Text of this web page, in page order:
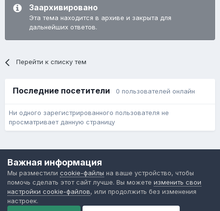
Заархивировано
Эта тема находится в архиве и закрыта для
дальнейших ответов.
Перейти к списку тем
Последние посетители 0 пользователей онлайн
Ни одного зарегистрированного пользователя не
просматривает данную страницу
Форум общественного транспорта
Powered by Invision Community
Важная информация
Мы разместили cookie-файлы на ваше устройство, чтобы
помочь сделать этот сайт лучше. Вы можете изменить свои
настройки cookie-файлов, или продолжить без изменения
настроек.